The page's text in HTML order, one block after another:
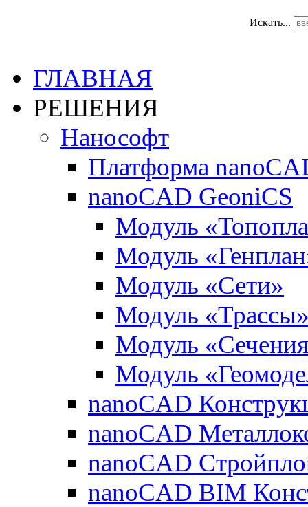
Искать...
ГЛАВНАЯ
РЕШЕНИЯ
Нанософт
Платформа
nanoCAD GeoniCS
Модуль
Модуль
Модуль «Сети»
Модуль
Модуль
Модуль
nanoCAD
nanoCAD
nanoCAD
nanoCAD BIM